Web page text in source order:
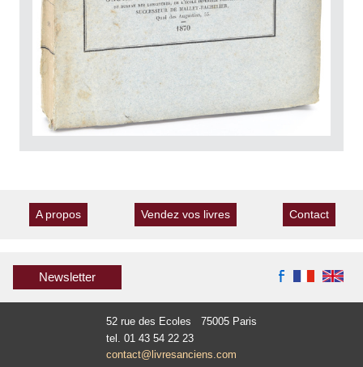
A propos Vendez vos livres Contact
Newsletter
52 rue des Ecoles 75005 Paris
tel. 01 43 54 22 23
contact@livresanciens.com